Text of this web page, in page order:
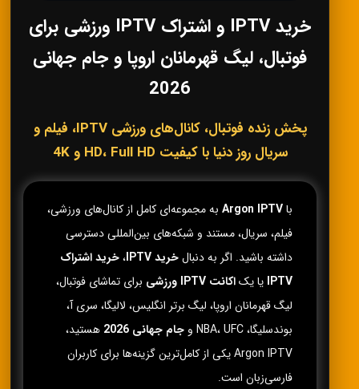
خرید IPTV و اشتراک IPTV ورزشی برای
فوتبال، لیگ قهرمانان اروپا و جام جهانی
2026
پخش زنده فوتبال، کانال‌های ورزشی IPTV، فیلم و
سریال روز دنیا با کیفیت HD، Full HD و 4K
باArgon IPTV به مجموعه‌ای کامل از کانال‌های ورزشی،
فیلم، سریال، مستند و شبکه‌های بین‌المللی دسترسی
داشته باشید. اگر به دنبالخرید IPTV ،خرید اشتراک
IPTV یا یکاکانت IPTV ورزشی
برای تماشای فوتبال،
لیگ قهرمانان اروپا، لیگ برتر انگلیس، لالیگا، سری آ،
بوندسلیگا، NBA، UFC و
جام جهانی 2026
هستید،
Argon IPTV یکی از کامل‌ترین گزینه‌ها برای کاربران
فارسی‌زبان است.